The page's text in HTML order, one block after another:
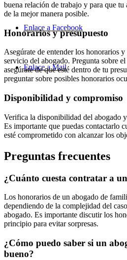
Enlace a Facebook
Enlace a Mail
buena relación de trabajo y para que tu
de la mejor manera posible.
Honorarios y presupuesto
Asegúrate de entender los honorarios
servicio del abogado. Pregunta sobre
asegúrate de que esté dentro de tu
preguntar sobre posibles honorarios
Disponibilidad y compromiso
Verifica la disponibilidad del abogado
Es importante que puedas contactarlo
esté comprometido con alcanzar los
Preguntas frecuentes
¿Cuánto cuesta contratar a
Los honorarios de un abogado de
dependiendo de la complejidad del
abogado. Es importante discutir los
principio para evitar sorpresas.
¿Cómo puedo saber si un
bueno?